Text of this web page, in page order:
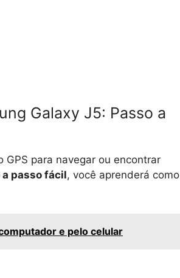
Galaxy J5: Passo a
GPS para navegar ou encontrar
a passo fácil, você aprenderá como
e pelo celular